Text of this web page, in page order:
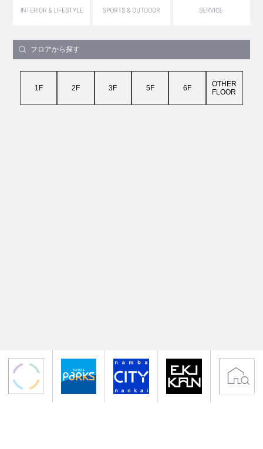
フロアから探す
1F 2F 3F 5F 6F
OTHER
FLOOR